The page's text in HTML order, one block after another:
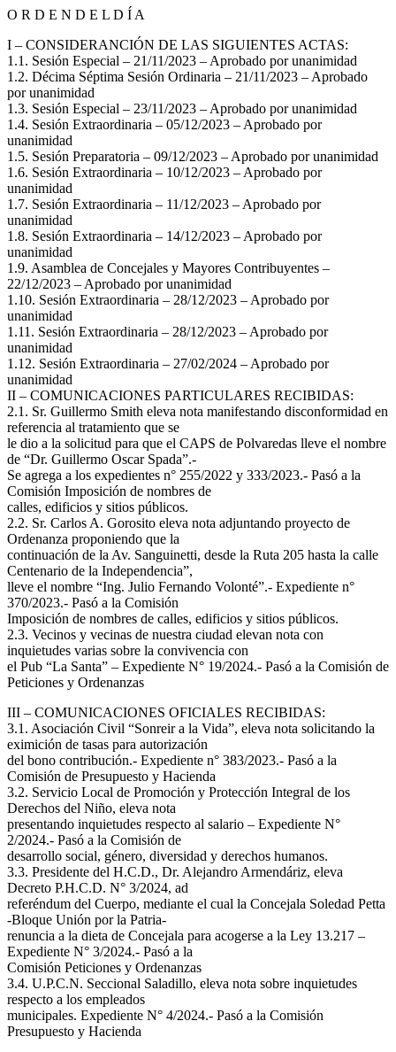
O R D E N D E L D Í A
I – CONSIDERANCIÓN DE LAS SIGUIENTES ACTAS:
1.1. Sesión Especial – 21/11/2023 – Aprobado por unanimidad
1.2. Décima Séptima Sesión Ordinaria – 21/11/2023 – Aprobado
por unanimidad
1.3. Sesión Especial – 23/11/2023 – Aprobado por unanimidad
1.4. Sesión Extraordinaria – 05/12/2023 – Aprobado por
unanimidad
1.5. Sesión Preparatoria – 09/12/2023 – Aprobado por unanimidad
1.6. Sesión Extraordinaria – 10/12/2023 – Aprobado por
unanimidad
1.7. Sesión Extraordinaria – 11/12/2023 – Aprobado por
unanimidad
1.8. Sesión Extraordinaria – 14/12/2023 – Aprobado por
unanimidad
1.9. Asamblea de Concejales y Mayores Contribuyentes –
22/12/2023 – Aprobado por unanimidad
1.10. Sesión Extraordinaria – 28/12/2023 – Aprobado por
unanimidad
1.11. Sesión Extraordinaria – 28/12/2023 – Aprobado por
unanimidad
1.12. Sesión Extraordinaria – 27/02/2024 – Aprobado por
unanimidad
II – COMUNICACIONES PARTICULARES RECIBIDAS:
2.1. Sr. Guillermo Smith eleva nota manifestando disconformidad en
referencia al tratamiento que se
le dio a la solicitud para que el CAPS de Polvaredas lleve el nombre
de “Dr. Guillermo Oscar Spada”.-
Se agrega a los expedientes n° 255/2022 y 333/2023.- Pasó a la
Comisión Imposición de nombres de
calles, edificios y sitios públicos.
2.2. Sr. Carlos A. Gorosito eleva nota adjuntando proyecto de
Ordenanza proponiendo que la
continuación de la Av. Sanguinetti, desde la Ruta 205 hasta la calle
Centenario de la Independencia”,
lleve el nombre “Ing. Julio Fernando Volonté”.- Expediente n°
370/2023.- Pasó a la Comisión
Imposición de nombres de calles, edificios y sitios públicos.
2.3. Vecinos y vecinas de nuestra ciudad elevan nota con
inquietudes varias sobre la convivencia con
el Pub “La Santa” – Expediente N° 19/2024.- Pasó a la Comisión de
Peticiones y Ordenanzas
III – COMUNICACIONES OFICIALES RECIBIDAS:
3.1. Asociación Civil “Sonreir a la Vida”, eleva nota solicitando la
eximición de tasas para autorización
del bono contribución.- Expediente n° 383/2023.- Pasó a la
Comisión de Presupuesto y Hacienda
3.2. Servicio Local de Promoción y Protección Integral de los
Derechos del Niño, eleva nota
presentando inquietudes respecto al salario – Expediente N°
2/2024.- Pasó a la Comisión de
desarrollo social, género, diversidad y derechos humanos.
3.3. Presidente del H.C.D., Dr. Alejandro Armendáriz, eleva
Decreto P.H.C.D. N° 3/2024, ad
referéndum del Cuerpo, mediante el cual la Concejala Soledad Petta
-Bloque Unión por la Patria-
renuncia a la dieta de Concejala para acogerse a la Ley 13.217 –
Expediente N° 3/2024.- Pasó a la
Comisión Peticiones y Ordenanzas
3.4. U.P.C.N. Seccional Saladillo, eleva nota sobre inquietudes
respecto a los empleados
municipales. Expediente N° 4/2024.- Pasó a la Comisión
Presupuesto y Hacienda